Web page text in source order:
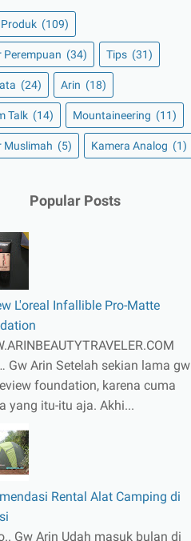
(109)
Perempuan (34) Tips (31)
(24) Arin (18)
Talk (14) Mountaineering (11)
Muslimah (5) Kamera Analog (1)
Popular Posts
L'oreal Infallible Pro-Matte
Gw Arin Setelah sekian lama gw
foundation, karena cuma
yang itu-itu aja. Akhi...
Rental Alat Camping di
Gw Arin Udah masuk bulan di